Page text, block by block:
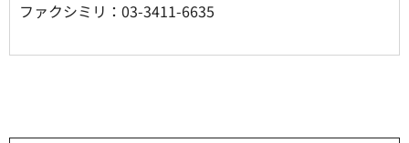
ファクシミリ：03-3411-6635